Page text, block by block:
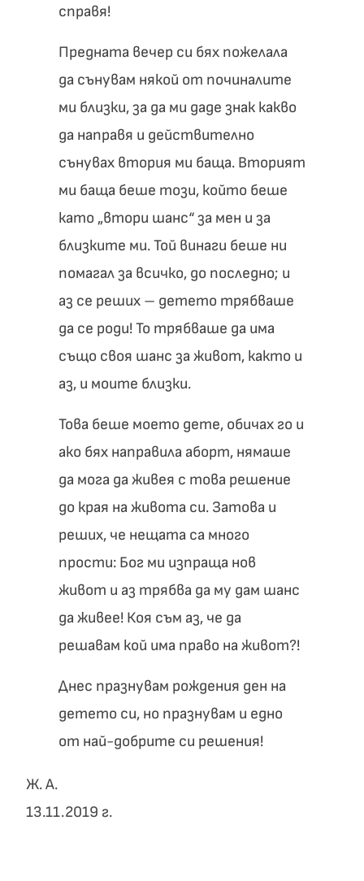
справя!
Предната вечер си бях пожелала
да сънувам някой от починалите
ми близки, за да ми даде знак какво
да направя и действително
сънувах втория ми баща. Вторият
ми баща беше този, който беше
като „втори шанс“ за мен и за
близките ми. Той винаги беше ни
помагал за всичко, до последно; и
аз се реших – детето трябваше
да се роди! То трябваше да има
също своя шанс за живот, както и
аз, и моите близки.
Това беше моето дете, обичах го и
ако бях направила аборт, нямаше
да мога да живея с това решение
до края на живота си. Затова и
реших, че нещата са много
прости: Бог ми изпраща нов
живот и аз трябва да му дам шанс
да живее! Коя съм аз, че да
решавам кой има право на живот?!
Днес празнувам рождения ден на
детето си, но празнувам и едно
от най-добрите си решения!
Ж. А.
13.11.2019 г.